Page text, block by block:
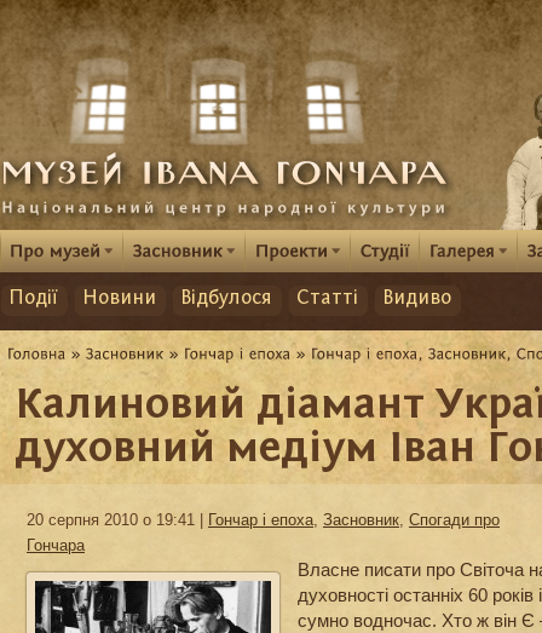
Події Новини Відбулося Статті Видиво
Калиновий діамант
духовний медіум Іван
20 серпня 2010 о 19:41 | Гончар і епоха, Засновник, Спогади про
Гончара
Власне писати про Світоча
духовності останніх 60 років
сумно водночас. Хто ж